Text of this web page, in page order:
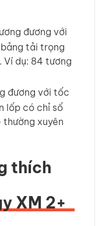
đương với
tải trọng
dụ: 84 tương
đương với tốc
lốp có chỉ số
xuyên
thích
XM 2+